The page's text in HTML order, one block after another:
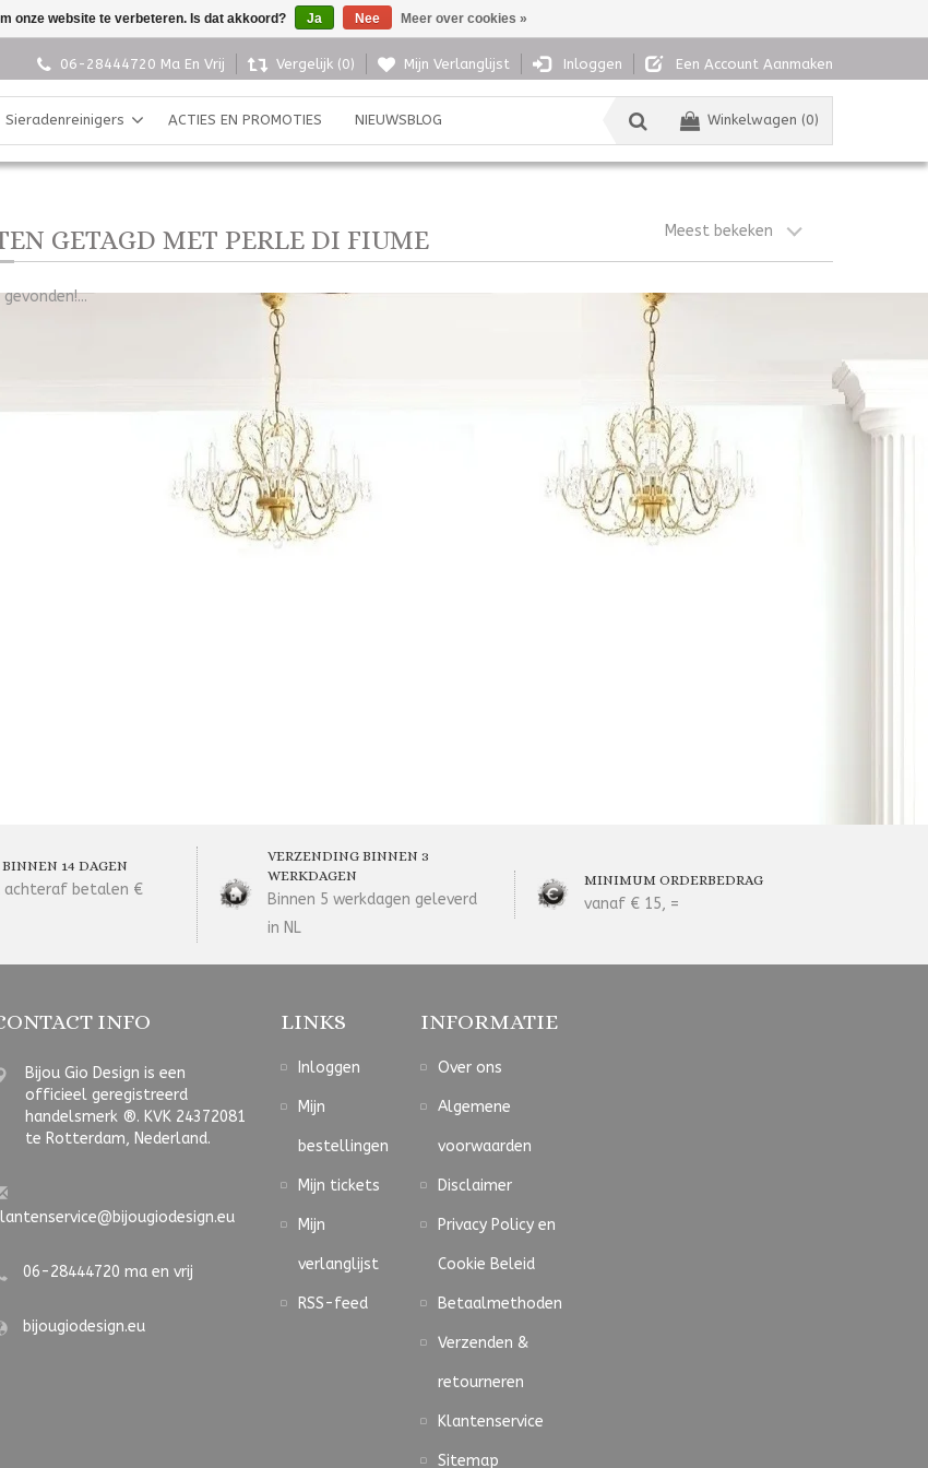
06-28444720 Ma En Vrij Vergelijk (0) Mijn Verlanglijst Inloggen Een Account Aanmaken
Winkelwagen (0)
Sieradenreinigers ACTIES EN PROMOTIES NIEUWSBLOG
GETAGD MET PERLE DI FIUME Meest bekeken
BINNEN 14 DAGEN
achteraf betalen €
VERZENDING BINNEN 3
WERKDAGEN
Binnen 5 werkdagen geleverd
in NL
MINIMUM ORDERBEDRAG
vanaf € 15, =
INFO
Bijou Gio Design is een
officieel geregistreerd
handelsmerk ®. KVK 24372081
te Rotterdam, Nederland.
06-28444720 ma en vrij
bijougiodesign.eu
LINKS
Inloggen
Mijn
bestellingen
Mijn tickets
Mijn
verlanglijst
RSS-feed
INFORMATIE
Over ons
Algemene
voorwaarden
Disclaimer
Privacy Policy en
Cookie Beleid
Betaalmethoden
Verzenden &
retourneren
Klantenservice
Sitemap
onze website te verbeteren. Is dat akkoord? Ja Nee Meer over cookies »